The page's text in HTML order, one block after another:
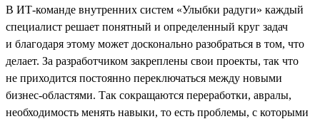
В ИТ-команде внутренних систем «Улыбки радуги» каждый
специалист решает понятный и определенный круг задач
и благодаря этому может досконально разобраться в том, что
делает. За разработчиком закреплены свои проекты, так что
не приходится постоянно переключаться между новыми
бизнес-областями. Так сокращаются переработки, авралы,
необходимость менять навыки, то есть проблемы, с которыми